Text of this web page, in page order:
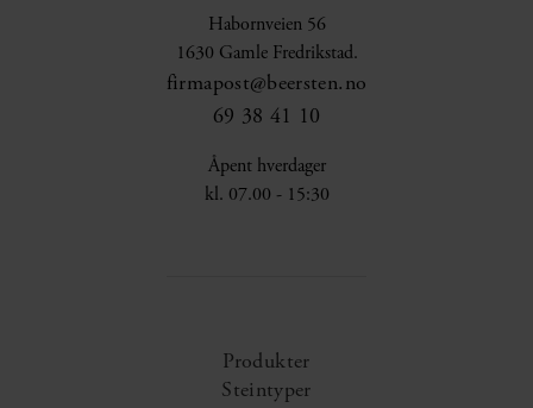
Habornveien 56
1630 Gamle Fredrikstad.
firmapost@beersten.no
69 38 41 10
Åpent hverdager
kl. 07.00 - 15:30
Produkter
Steintyper